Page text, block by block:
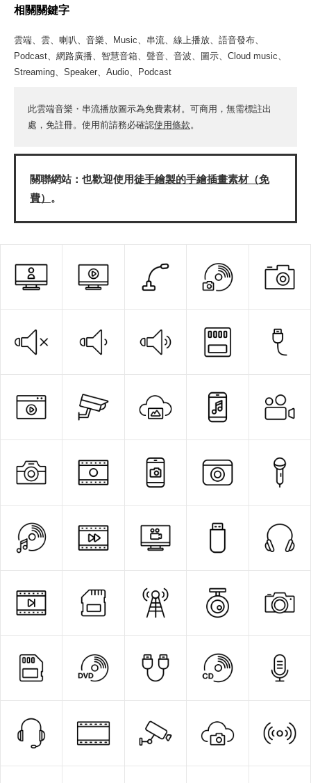
相關關鍵字
雲端、雲、喇叭、音樂、Music、串流、線上播放、語音發布、
Podcast、網路廣播、智慧音箱、聲音、音波、圖示、Cloud music、
Streaming、Speaker、Audio、Podcast
此雲端音樂・串流播放圖示為免費素材。可商用，無需標註出
處，免註冊。使用前請務必確認使用條款。
關聯網站：也歡迎使用徒手繪製的手繪插畫素材（免
費） 。